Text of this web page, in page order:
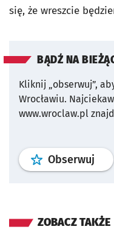
się, że wreszcie
BĄDŹ NA
Kliknij „obserwuj”,
Wrocławiu.
www.wroclaw.pl
Obserwuj profil
ZOBACZ TAKŻE